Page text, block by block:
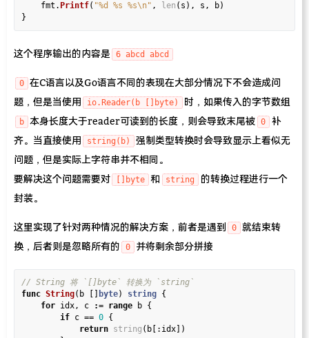
	fmt.
Printf( "%d %s %s\n" , len (s), s, b)
这个程序输出的内容是 6 abcd abcd
0 在C语言以及Go语言不同的表现在大部分情况下不会造成问
题，但是当使用
io.Reader(b []byte) 时，如果传入的字节数组
b 本身长度大于reader可读到的长度，则会导致末尾被 0
补
齐。当直接使用
string(b)
强制类型转换时会导致显示上看似无
问题，但是实际上字符串并不相同。
要解决这个问题需要对
[]byte 和 string
的转换过程进行一个
封装。
这里实现了针对两种情况的解决方案，前者是遇到 0 就结束转
换，后者则是忽略所有的
0 并将剩余部分拼接
func String(b [] byte) string {
for idx, c := range b {
if c == 0 {
return string (b[:idx])